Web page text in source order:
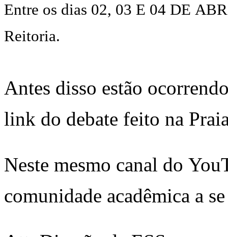
Entre os dias 02, 03 E 04 DE
Reitoria.
Antes disso estão
link do debate feito na
Neste mesmo canal do
comunidade acadêmica a